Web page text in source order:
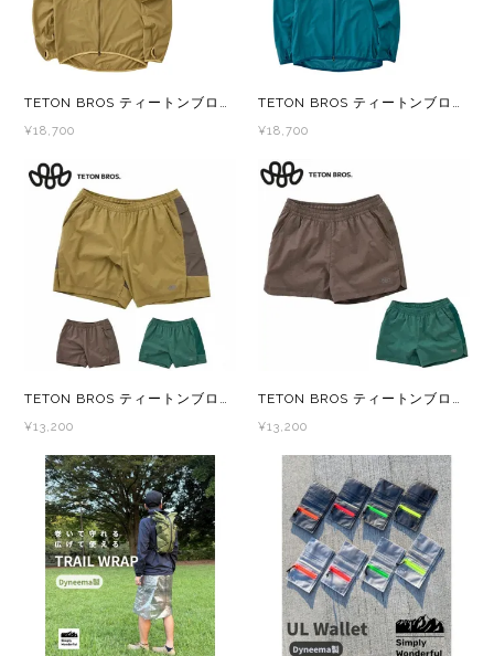
TETON BROS ティートンブロス Wind River Hoody TB261-19M メンズ ウインドシェル
¥18,700
TETON BROS ティートンブロス WS Wind River Hoody TB261-19W レディース ウインドシェル
¥18,700
¥13,200 ¥13,200